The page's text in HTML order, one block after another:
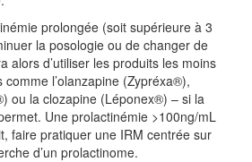
prolongée (soit supérieure à 3
la posologie ou de changer de
alors d’utiliser les produits les moins
l’olanzapine (Zypréxa®),
ou la clozapine (Léponex®) – si la
Une prolactinémie >100ng/mL
faire pratiquer une IRM centrée sur
d’un prolactinome.